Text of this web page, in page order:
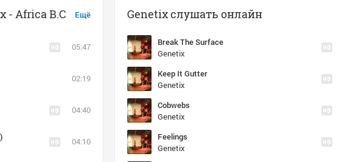
Ещё
- Africa B.C
05:47
02:19
04:40
04:10
Genetix слушать онлайн
Break The Surface
Genetix
Keep It Gutter
Genetix
Cobwebs
Genetix
Feelings
Genetix